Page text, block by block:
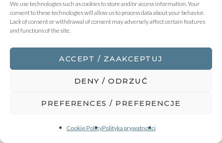
We use technologies such as cookies to store and/or access information. Your
consent to these technologies will allow us to process data about your behavior.
Lack of consent or withdrawal of consent may adversely affect certain features
and functions of the site.
ACCEPT / ZAAKCEPTUJ
DENY / ODRZUĆ
PREFERENCES / PREFERENCJE
Cookie PolicyPolityka prywatności
sierpniową aktualizację naszego przewodnika po
najważniejszych zmianach prawnych istotnych z